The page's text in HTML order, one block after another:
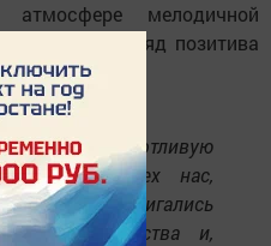
мелодичной
заряд позитива
вашу кропотливую
от всех нас,
чтобы вы двигались
вам творчества и,